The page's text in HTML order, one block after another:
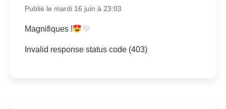
Publié le mardi 16 juin à 23:03
Magnifiques !
Invalid response status code (403)